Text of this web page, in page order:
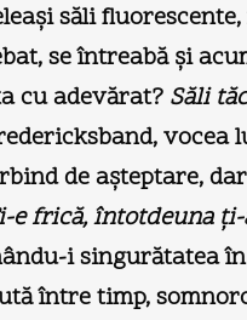
săli
se întreabă şi
cu adevărat? Săli
vocea
de aşteptare,
e frică, întotdeuna
i singurătatea
între timp,